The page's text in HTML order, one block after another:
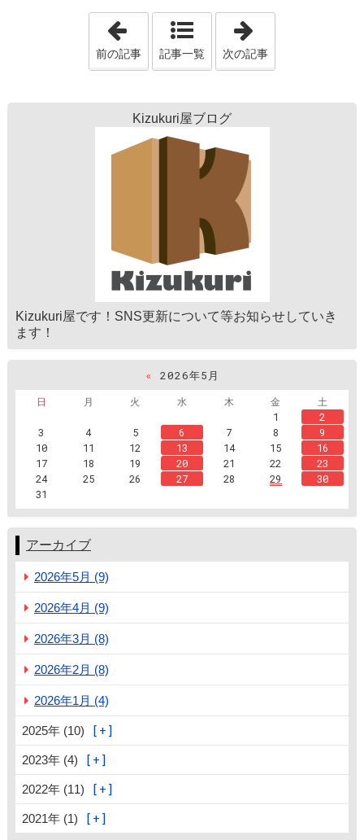
「Instagram更新しました！」
前の記事 記事一覧 次の記事
Kizukuri屋ブログ
Kizukuri屋です！SNS更新について等お知らせしていき
ます！
« 2026年5月
日
月 火 水 木 金
土
1
2
3
4 5 6 7 8
9
10
11 12 13 14 15
16
17
18 19 20 21 22
23
24
25 26 27 28 29
30
31
アーカイブ
2026年5月 (9)
2026年4月 (9)
2026年3月 (8)
2026年2月 (8)
2026年1月 (4)
2025年 (10)
2023年 (4)
2022年 (11)
2021年 (1)